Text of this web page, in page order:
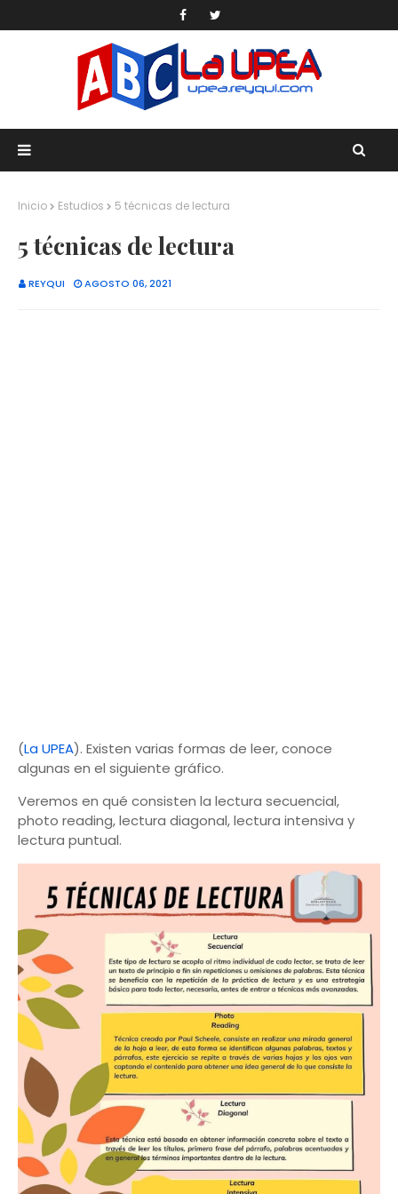
Inicio Estudios 5 técnicas de lectura
5 técnicas de lectura
REYQUI AGOSTO 06, 2021
(La UPEA). Existen varias formas de leer, conoce
algunas en el siguiente gráfico.
Veremos en qué consisten la lectura secuencial,
photo reading, lectura diagonal, lectura intensiva y
lectura puntual.